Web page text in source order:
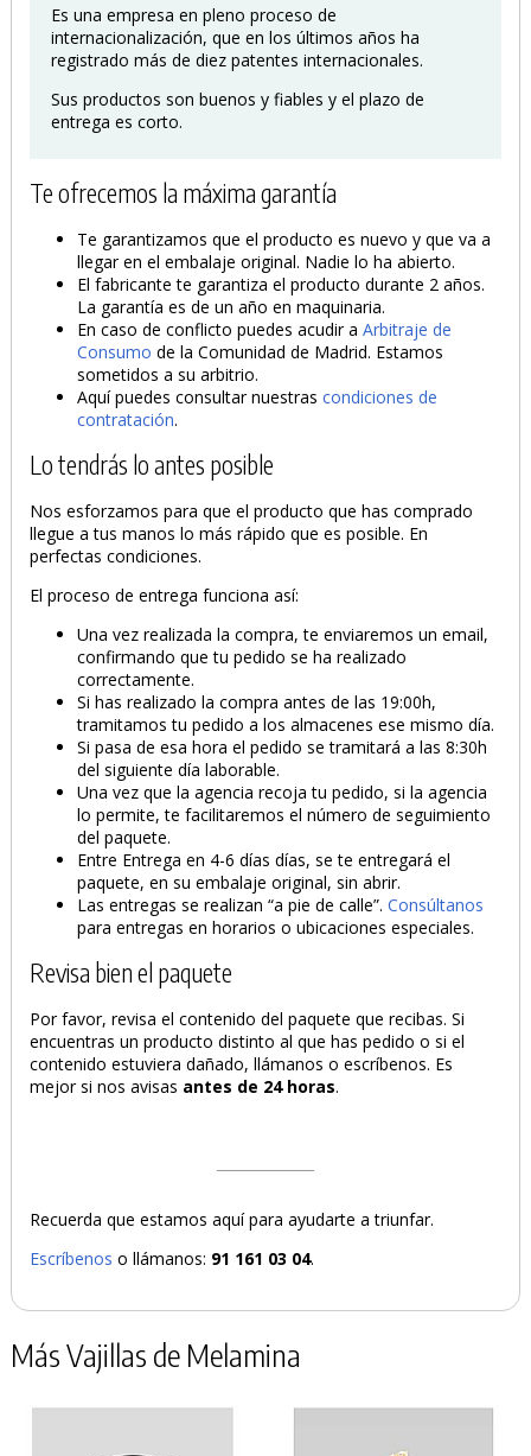
Es una empresa en pleno proceso de
internacionalización, que en los últimos años ha
registrado más de diez patentes internacionales.
Sus productos son buenos y fiables y el plazo de
entrega es corto.
Te ofrecemos la máxima garantía
Te garantizamos que el producto es nuevo y que va a
llegar en el embalaje original. Nadie lo ha abierto.
El fabricante te garantiza el producto durante 2 años.
La garantía es de un año en maquinaria.
En caso de conflicto puedes acudir aArbitraje de
Consumo de la Comunidad de Madrid. Estamos
sometidos a su arbitrio.
Aquí puedes consultar nuestrascondiciones de
contratación.
Lo tendrás lo antes posible
Nos esforzamos para que el producto que has comprado
llegue a tus manos lo más rápido que es posible. En
perfectas condiciones.
El proceso de entrega funciona así:
Una vez realizada la compra, te enviaremos un email,
confirmando que tu pedido se ha realizado
correctamente.
Si has realizado la compra antes de las 19:00h,
tramitamos tu pedido a los almacenes ese mismo día.
Si pasa de esa hora el pedido se tramitará a las 8:30h
del siguiente día laborable.
Una vez que la agencia recoja tu pedido, si la agencia
lo permite, te facilitaremos el número de seguimiento
del paquete.
Entre Entrega en 4-6 días días, se te entregará el
paquete, en su embalaje original, sin abrir.
Las entregas se realizan “a pie de calle”.Consúltanos
para entregas en horarios o ubicaciones especiales.
Revisa bien el paquete
Por favor, revisa el contenido del paquete que recibas. Si
encuentras un producto distinto al que has pedido o si el
contenido estuviera dañado, llámanos o escríbenos. Es
mejor si nos avisas antes de 24 horas.
Recuerda que estamos aquí para ayudarte a triunfar.
Escríbenos o llámanos: 91 161 03 04.
Más Vajillas de Melamina